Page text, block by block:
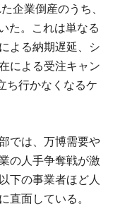
企業倒産のうち、
た。これは単なる
よる納期遅延、シ
による受注キャン
ち行かなくなるケ
では、万博需要や
の人手争奪戦が激
下の事業者ほど人
直面している。